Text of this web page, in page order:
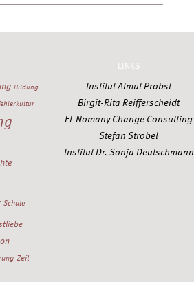
Bildung
Schule
Zeit
LINKS
Institut Almut Probst
Birgit-Rita Reifferscheidt
El-Nomany Change Consulting
Stefan Strobel
Institut Dr. Sonja Deutschmann